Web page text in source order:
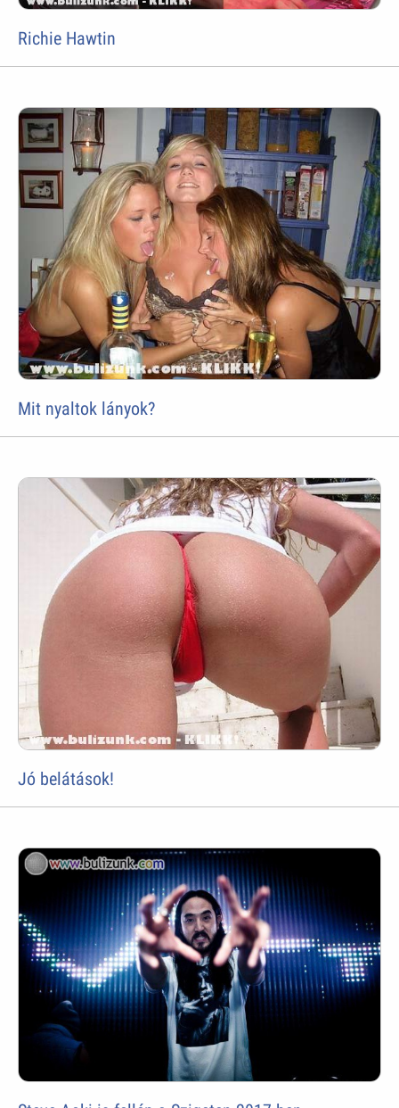
Richie Hawtin
Mit nyaltok lányok?
Jó belátások!